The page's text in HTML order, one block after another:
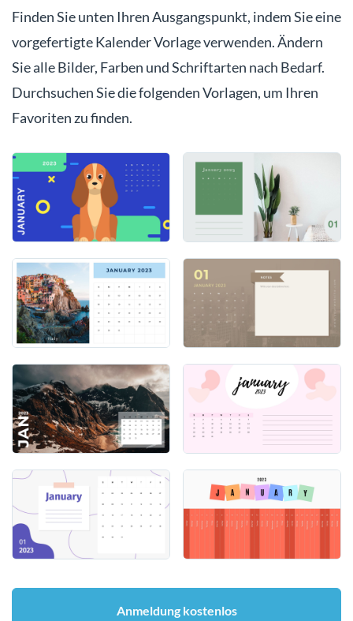
Finden Sie unten Ihren Ausgangspunkt, indem Sie eine
vorgefertigte Kalender Vorlage verwenden. Ändern
Sie alle Bilder, Farben und Schriftarten nach Bedarf.
Durchsuchen Sie die folgenden Vorlagen, um Ihren
Favoriten zu finden.
Anmeldung kostenlos